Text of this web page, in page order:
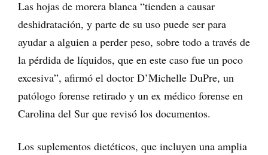
Las hojas de morera blanca “tienden a causar
deshidratación, y parte de su uso puede ser para
ayudar a alguien a perder peso, sobre todo a través de
la pérdida de líquidos, que en este caso fue un poco
excesiva”, afirmó el doctor D’Michelle DuPre, un
patólogo forense retirado y un ex médico forense en
Carolina del Sur que revisó los documentos.
Los suplementos dietéticos, que incluyen una amplia